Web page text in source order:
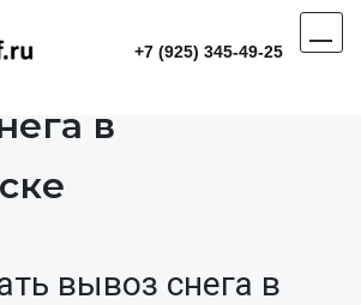
+7 (925) 345-49-25
в
вывоз снега в